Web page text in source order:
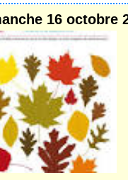
16 octobre